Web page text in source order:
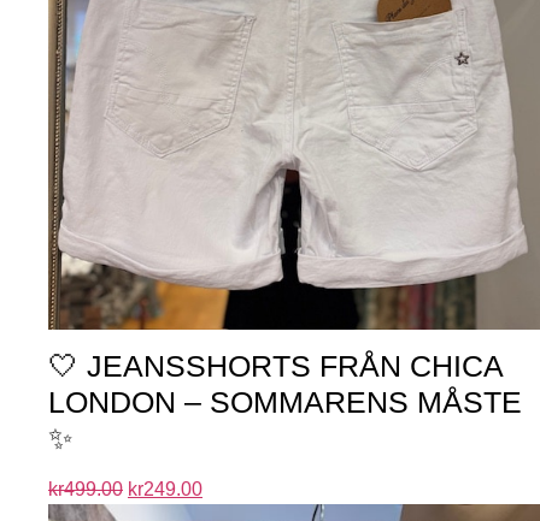
🤍 JEANSSHORTS FRÅN CHICA
LONDON – SOMMARENS MÅSTE
✨
kr499.00 kr249.00